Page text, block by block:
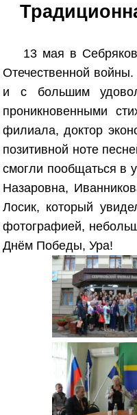
13 мая в
Отечественной
и с большим
проникновенными
филиала, доктор
позитивной ноте
смогли пообщаться в
Назаровна,
Лосик, который
фотографией,
Днём Победы, Ура!